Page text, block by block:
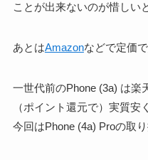
ことが出来ないのが惜しい
あとはAmazonなどで定価
一世代前のPhone (3a) は楽
（ポイント還元で）実質安
今回はPhone (4a) Proの取